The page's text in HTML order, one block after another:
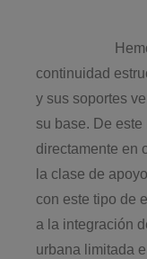
Hemos
continuidad
y sus soportes
su base. De
directamente en
la clase de
con este tipo de
a la integración
urbana limitada